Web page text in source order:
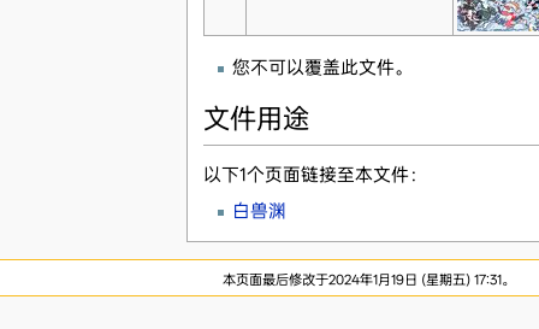
您不可以覆盖此文件。
文件用途
以下1个页面链接至本文件：
白兽渊
本页面最后修改于2024年1月19日 (星期五) 17:31。